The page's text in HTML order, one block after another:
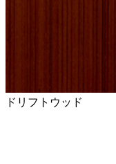
ドリフトウッド